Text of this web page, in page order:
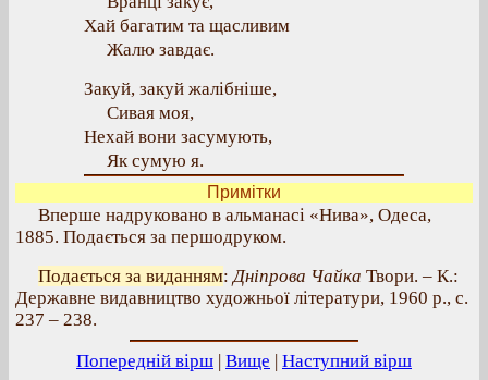
Хай багатим та щасливим
Жалю завдає.
Закуй, закуй жалібніше,
Сивая моя,
Нехай вони засумують,
Як сумую я.
Примітки
Вперше надруковано в альманасі «Нива», Одеса,
1885. Подається за першодруком.
Подається за виданням:Дніпрова Чайка Твори. – К.:
Державне видавництво художньої літератури, 1960 р., с.
237 – 238.
Попередній вірш | Вище | Наступний вірш